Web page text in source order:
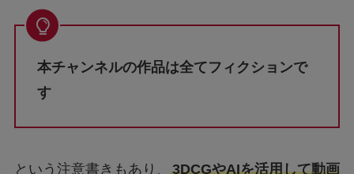
本チャンネルの作品は全てフィクションで
す
という注意書きもあり、
3DCGやAIを活用して動画